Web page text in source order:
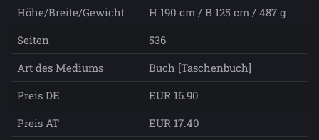
Höhe/Breite/Gewicht
H 190 cm / B 125 cm / 487 g
Seiten
536
Art des Mediums
Buch [Taschenbuch]
Preis DE
EUR 16.90
Preis AT
EUR 17.40